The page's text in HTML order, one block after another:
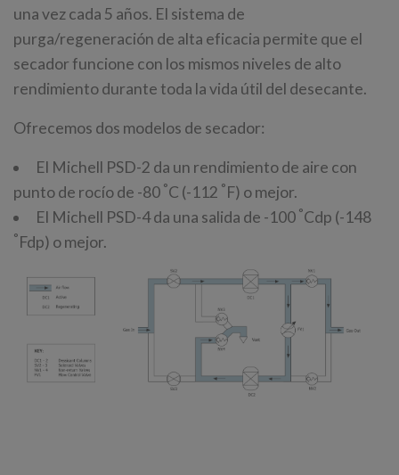
una vez cada 5 años. El sistema de
purga/regeneración de alta eficacia permite que el
secador funcione con los mismos niveles de alto
rendimiento durante toda la vida útil del desecante.
Ofrecemos dos modelos de secador:
El Michell PSD-2 da un rendimiento de aire con
punto de rocío de -80 °C (-112 °F) o mejor.
El Michell PSD-4 da una salida de -100 °Cdp (-148
°Fdp) o mejor.